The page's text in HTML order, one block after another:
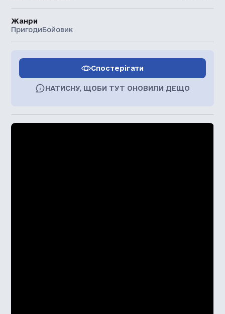
Жанри
ПригодиБойовик
Спостерігати
НАТИСНУ, ЩОБИ ТУТ ОНОВИЛИ ДЕЩО